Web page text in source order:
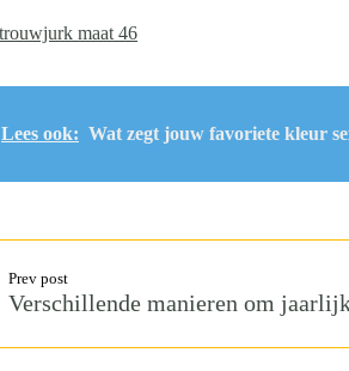
Lees ook: Wat zegt jouw favoriete kleur
Prev post
Verschillende manieren om